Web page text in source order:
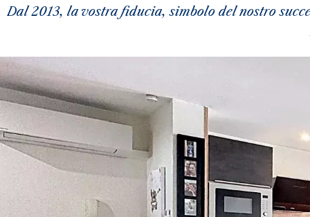
Dal 2013, la vostra fiducia, simbolo del nostro